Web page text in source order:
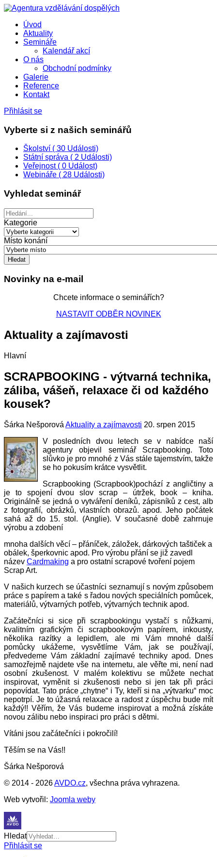
Úvod
Aktuality
Semináře
Kalendář akcí
O nás
Obchodní podmínky
Galerie
Reference
Kontakt
Přihlásit se
Vyberte si z našich seminářů
Školství ( 30 Události)
Státní správa ( 2 Události)
Veřejnost ( 0 Událost)
Webináře ( 28 Události)
Vyhledat seminář
Kategorie
Místo konání
Novinky na e-mail
Chcete informace o seminářích?
NASTAVIT ODBĚR NOVINEK
Aktuality a zajímavosti
Hlavní
SCRAPBOOKING - výtvarná technika,
záliba, vášeň, relaxace či od každého
kousek?
Šárka Nešporová Aktuality a zajímavosti 20. srpen 2015
V posledních dvou letech se v nabídce naší
agentury objevil seminář Scrapbooking. Toto
slůvko je pro mnohé z Vás stále tajemstvím, takže
se ho pokusím krátce vysvětlit.
Scrapbooking (Scrapbook)pochází z angličtiny a
je to spojení dvou slov scrap – útržek, book – kniha.
Originálně se jedná o vytváření deníků, zápisníků z cest, alb
z fotografií, obrázků, vlastních obrazů. apod. Jeho počátek
sahá až do 15. stol. (Anglie). V současné době zahrnuje
výrobu a zdobení
mnoha dalších věcí – přáníček, záložek, dárkových taštiček a
obálek, šperkovnic apod. Pro výrobu přání se již zavedl
název Cardmaking a pro ostatní scrapové tvoření pojem
Scrap Art.
V našich kurzech se účastníci seznamují s novým způsobem
práce s papírem a také s řadou nových speciálních pomůcek,
materiálů, výtvarných potřeb, výtvarných technik apod.
Začátečníci si sice při scrapbookingu vystačí s nůžkami,
kvalitním grafickým či scrapbookovým papírem, inkousty,
několika razítky a lepidlem, ale mi Vám mnohé další
pomůcky ukážeme, vysvětlíme Vám, jak se používají,
předvedeme Vám základní zajímavé techniky apod. Dnes
samozřejmě najdete vše na internetu, ale věřte mi, není nad
osobní zkušenost. V malém kolektivu se můžete nechat
inspirovat, vyměnit si zkušenosti nebo si jen tak při práci
popovídat. Tato práce „chytne“ i Ty, kteří si na „výtvarku“ moc
nepotrpí. Je to úžasná relaxace a radost z úspěchu bude mít
každý!! Věřím, že Vás budeme inspirovat a možná získáte
novou zálibu nebo inspiraci pro práci s dětmi.
Vítáni jsou začátečníci i pokročilí!
Těším se na Vás!!
Šárka Nešporová
© 2014 - 2026AVDO.cz, všechna práva vyhrazena.
Web vytvořil: Joomla weby
Hledat
Přihlásit se